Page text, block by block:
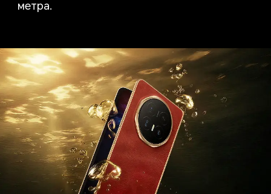
метра.